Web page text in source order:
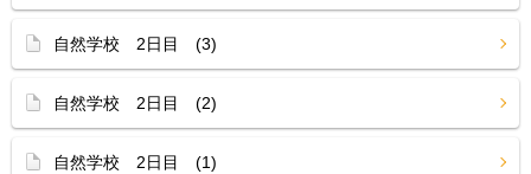
自然学校 2日目 (3)
自然学校 2日目 (2)
自然学校 2日目 (1)